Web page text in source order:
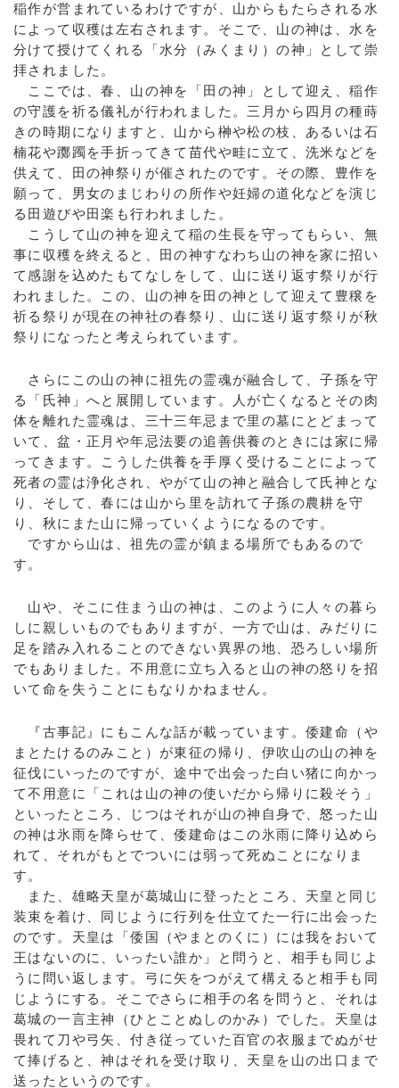
稲作が営まれているわけですが、山からもたらされる水
によって収穫は左右されます。そこで、山の神は、水を
分けて授けてくれる「水分（みくまり）の神」として崇
拝されました。
ここでは、春、山の神を「田の神」として迎え、稲作
の守護を祈る儀礼が行われました。三月から四月の種蒔
きの時期になりますと、山から榊や松の枝、あるいは石
楠花や躑躅を手折ってきて苗代や畦に立て、洗米などを
供えて、田の神祭りが催されたのです。その際、豊作を
願って、男女のまじわりの所作や妊婦の道化などを演じ
る田遊びや田楽も行われました。
こうして山の神を迎えて稲の生長を守ってもらい、無
事に収穫を終えると、田の神すなわち山の神を家に招い
て感謝を込めたもてなしをして、山に送り返す祭りが行
われました。この、山の神を田の神として迎えて豊穣を
祈る祭りが現在の神社の春祭り、山に送り返す祭りが秋
祭りになったと考えられています。
さらにこの山の神に祖先の霊魂が融合して、子孫を守
る「氏神」へと展開しています。人が亡くなるとその肉
体を離れた霊魂は、三十三年忌まで里の墓にとどまって
いて、盆・正月や年忌法要の追善供養のときには家に帰
ってきます。こうした供養を手厚く受けることによって
死者の霊は浄化され、やがて山の神と融合して氏神とな
り、そして、春には山から里を訪れて子孫の農耕を守
り、秋にまた山に帰っていくようになるのです。
ですから山は、祖先の霊が鎮まる場所でもあるので
す。
山や、そこに住まう山の神は、このように人々の暮ら
しに親しいものでもありますが、一方で山は、みだりに
足を踏み入れることのできない異界の地、恐ろしい場所
でもありました。不用意に立ち入ると山の神の怒りを招
いて命を失うことにもなりかねません。
『古事記』にもこんな話が載っています。倭建命（や
まとたけるのみこと）が東征の帰り、伊吹山の山の神を
征伐にいったのですが、途中で出会った白い猪に向かっ
て不用意に「これは山の神の使いだから帰りに殺そう」
といったところ、じつはそれが山の神自身で、怒った山
の神は氷雨を降らせて、倭建命はこの氷雨に降り込めら
れて、それがもとでついには弱って死ぬことになりま
す。
また、雄略天皇が葛城山に登ったところ、天皇と同じ
装束を着け、同じように行列を仕立てた一行に出会った
のです。天皇は「倭国（やまとのくに）には我をおいて
王はないのに、いったい誰か」と問うと、相手も同じよ
うに問い返します。弓に矢をつがえて構えると相手も同
じようにする。そこでさらに相手の名を問うと、それは
葛城の一言主神（ひとことぬしのかみ）でした。天皇は
畏れて刀や弓矢、付き従っていた百官の衣服までぬがせ
て捧げると、神はそれを受け取り、天皇を山の出口まで
送ったというのです。